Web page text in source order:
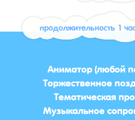
продолжительность 1
Аниматор (любой
Торжественное
Тематическая
Музыкальное